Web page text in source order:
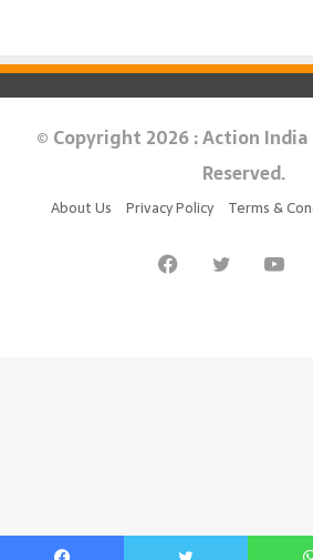
© Copyright 2026 : Action
Reserved.
About Us Privacy Policy Terms &
FacebookTwitter